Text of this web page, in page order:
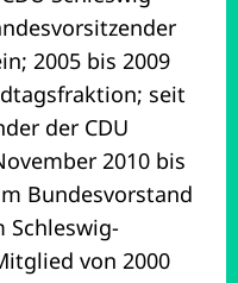
2005 bis 2009
seit
der CDU
2010 bis
Bundesvorstand
Schleswig-
von 2000